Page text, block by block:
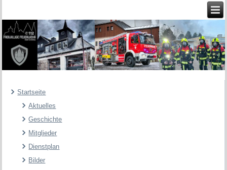
Startseite
Aktuelles
Geschichte
Mitglieder
Dienstplan
Bilder